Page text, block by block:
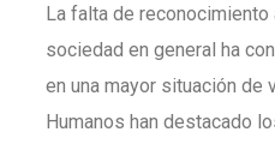
La falta de
sociedad en general ha
en una mayor situación de
Humanos han destacado